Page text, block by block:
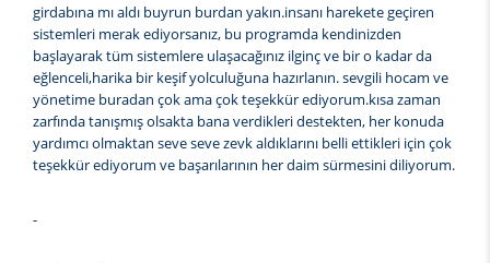
girdabına mı aldı buyrun burdan yakın.insanı harekete geçiren
sistemleri merak ediyorsanız, bu programda kendinizden
başlayarak tüm sistemlere ulaşacağınız ilginç ve bir o kadar da
eğlenceli,harika bir keşif yolculuğuna hazırlanın. sevgili hocam ve
yönetime buradan çok ama çok teşekkür ediyorum.kısa zaman
zarfında tanışmış olsakta bana verdikleri destekten, her konuda
yardımcı olmaktan seve seve zevk aldıklarını belli ettikleri için çok
teşekkür ediyorum ve başarılarının her daim sürmesini diliyorum.
-